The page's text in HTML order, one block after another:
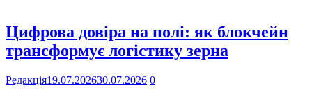
Цифрова довіра на полі: як блокчейн
трансформує логістику зерна
Редакція19.07.202630.07.2026 0